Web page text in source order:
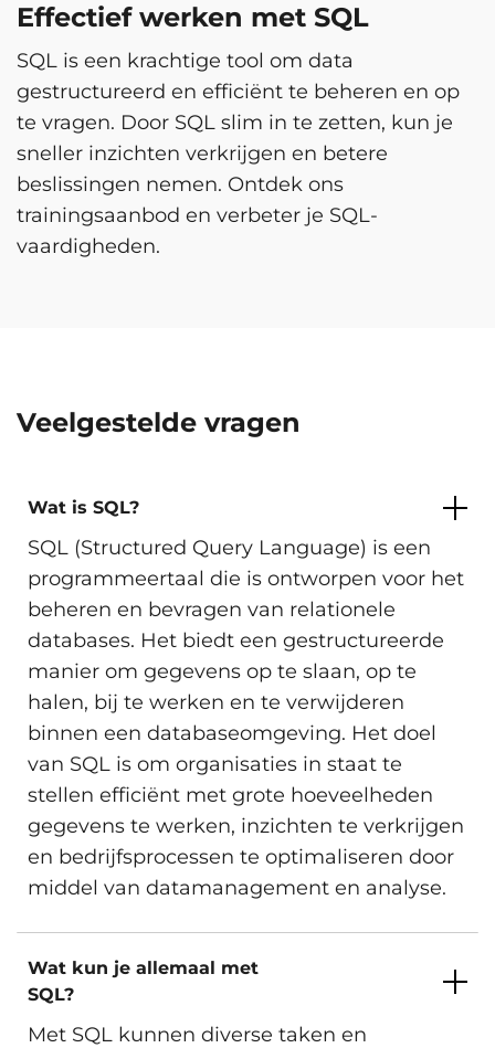
Effectief werken met SQL
SQL is een krachtige tool om data
gestructureerd en efficiënt te beheren en op
te vragen. Door SQL slim in te zetten, kun je
sneller inzichten verkrijgen en betere
beslissingen nemen. Ontdek ons
trainingsaanbod en verbeter je SQL-
vaardigheden.
Veelgestelde vragen
Wat is SQL?
SQL (Structured Query Language) is een
programmeertaal die is ontworpen voor het
beheren en bevragen van relationele
databases. Het biedt een gestructureerde
manier om gegevens op te slaan, op te
halen, bij te werken en te verwijderen
binnen een databaseomgeving. Het doel
van SQL is om organisaties in staat te
stellen efficiënt met grote hoeveelheden
gegevens te werken, inzichten te verkrijgen
en bedrijfsprocessen te optimaliseren door
middel van datamanagement en analyse.
Wat kun je allemaal met
SQL?
Met SQL kunnen diverse taken en